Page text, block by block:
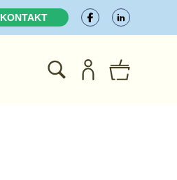
KONTAKT